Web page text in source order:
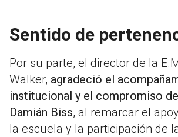
Sentido de
Por su parte, el director de la
Walker, agradeció el
institucional y el compromiso
Damián Biss, al remarcar el
la escuela y la participación de